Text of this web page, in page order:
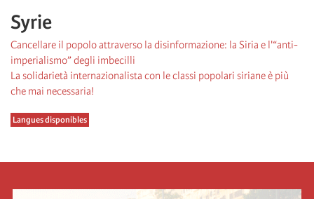
Syrie
Cancellare il popolo attraverso la disinformazione: la Siria e l'“anti-
imperialismo” degli imbecilli
La solidarietà internazionalista con le classi popolari siriane è più
che mai necessaria!
Langues disponibles